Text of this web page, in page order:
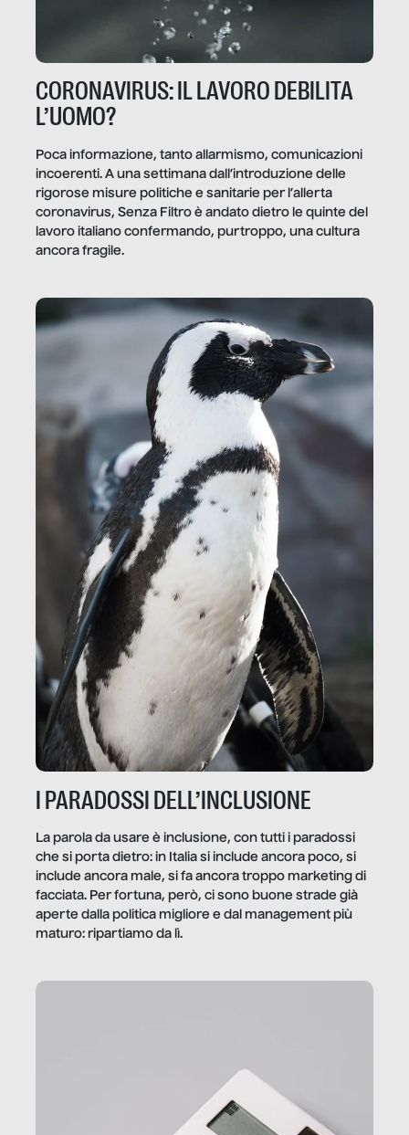
CORONAVIRUS: IL LAVORO DEBILITA
L’UOMO?
Poca informazione, tanto allarmismo, comunicazioni
incoerenti. A una settimana dall’introduzione delle
rigorose misure politiche e sanitarie per l’allerta
coronavirus, Senza Filtro è andato dietro le quinte del
lavoro italiano confermando, purtroppo, una cultura
ancora fragile.
I PARADOSSI DELL’INCLUSIONE
La parola da usare è inclusione, con tutti i paradossi
che si porta dietro: in Italia si include ancora poco, si
include ancora male, si fa ancora troppo marketing di
facciata. Per fortuna, però, ci sono buone strade già
aperte dalla politica migliore e dal management più
maturo: ripartiamo da lì.